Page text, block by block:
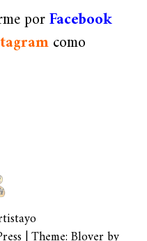
porFacebook
como